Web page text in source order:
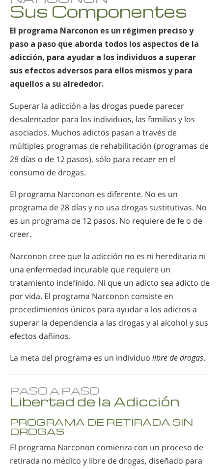
Sus Componentes
El programa Narconon es un régimen preciso y
paso a paso que aborda todos los aspectos de la
adicción, para ayudar a los individuos a superar
sus efectos adversos para ellos mismos y para
aquellos a su alrededor.
Superar la adicción a las drogas puede parecer
desalentador para los individuos, las familias y los
asociados. Muchos adictos pasan a través de
múltiples programas de rehabilitación (programas de
28 días o de 12 pasos), sólo para recaer en el
consumo de drogas.
El programa Narconon es diferente. No es un
programa de 28 días y no usa drogas sustitutivas. No
es un programa de 12 pasos. No requiere de fe o de
creer.
Narconon cree que la adicción no es ni hereditaria ni
una enfermedad incurable que requiere un
tratamiento indefinido. Ni que un adicto sea adicto de
por vida. El programa Narconon consiste en
procedimientos únicos para ayudar a los adictos a
superar la dependencia a las drogas y al alcohol y sus
efectos dañinos.
La meta del programa es un individuo libre de drogas.
PASO A PASO
Libertad de la Adicción
PROGRAMA DE RETIRADA SIN
DROGAS
El programa Narconon comienza con un proceso de
retirada no médico y libre de drogas, diseñado para